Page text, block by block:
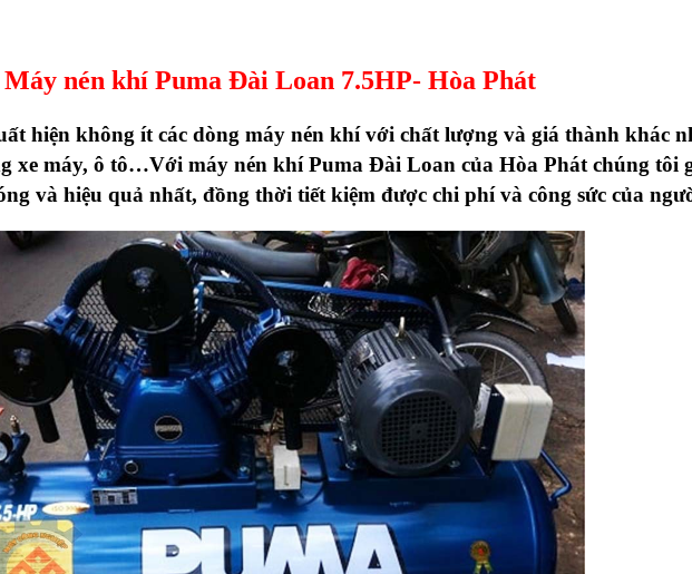
Máy nén khí Puma Đài Loan 7.5HP- Hòa Phát
hiện không ít các dòng máy nén khí với chất lượng và giá thành khác
xe máy, ô tô…Với máy nén khí Puma Đài Loan của Hòa Phát chúng tôi
và hiệu quả nhất, đồng thời tiết kiệm được chi phí và công sức của